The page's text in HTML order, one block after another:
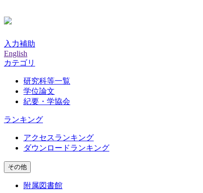
入力補助
English
カテゴリ
研究科等一覧
学位論文
紀要・学協会
ランキング
アクセスランキング
ダウンロードランキング
その他
附属図書館